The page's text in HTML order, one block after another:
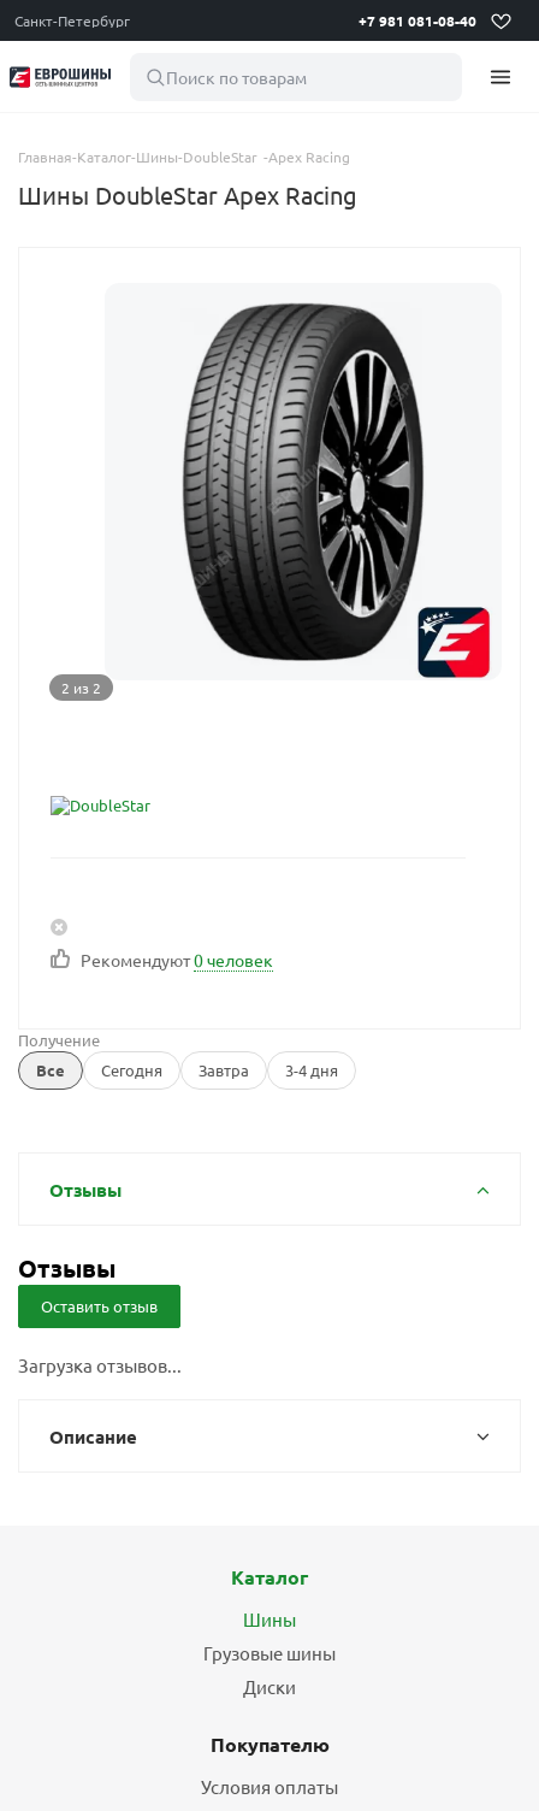
Санкт-Петербург +7 981 081-08-40
Поиск по товарам
Главная-Каталог-Шины-DoubleStar -Apex Racing
Шины DoubleStar Apex Racing
2 из 2
Рекомендуют0 человек
Получение
Все
Сегодня Завтра 3-4 дня
Отзывы
Отзывы
Оставить отзыв
Загрузка отзывов...
Описание
Каталог
Шины
Грузовые шины
Диски
Покупателю
Условия оплаты